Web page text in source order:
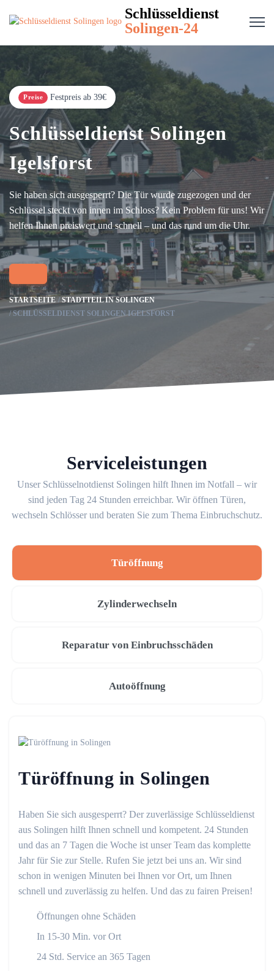
Schlüsseldienst
Solingen-24
Preise Festpreis ab 39€
Schlüsseldienst Solingen
Igelsforst
Sie haben sich ausgesperrt? Die Tür wurde zugezogen und der
Schlüssel steckt von innen im Schloss? Kein Problem für uns! Wir
helfen Ihnen preiswert und schnell – und das rund um die Uhr.
STARTSEITE
STADTTEIL IN SOLINGEN
SCHLÜSSELDIENST SOLINGEN IGELSFORST
Serviceleistungen
Unser Schlüsselnotdienst Solingen hilft Ihnen im Notfall – wir
sind jeden Tag 24 Stunden erreichbar. Wir öffnen Türen,
wechseln Schlösser und beraten Sie zum Thema Einbruchschutz.
Türöffnung
Zylinderwechseln
Reparatur von Einbruchsschäden
Autoöffnung
Türöffnung in Solingen
Haben Sie sich ausgesperrt? Der zuverlässige Schlüsseldienst
aus Solingen hilft Ihnen schnell und kompetent. 24 Stunden
und das an 7 Tagen die Woche ist unser Team das komplette
Jahr für Sie zur Stelle. Rufen Sie jetzt bei uns an. Wir sind
schon in wenigen Minuten bei Ihnen vor Ort, um Ihnen
schnell und zuverlässig zu helfen. Und das zu fairen Preisen!
Öffnungen ohne Schäden
In 15-30 Min. vor Ort
24 Std. Service an 365 Tagen